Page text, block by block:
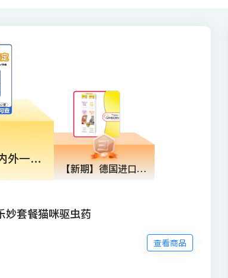
大宠爱体外驱虫猫体内外一体成猫幼猫耳螨药海乐妙套餐猫咪驱虫药
【新期】德国进口俊宝猫咪营养化毛膏去排吐毛球维生素幼猫牛磺酸
妙套餐猫咪驱虫药
查看商品